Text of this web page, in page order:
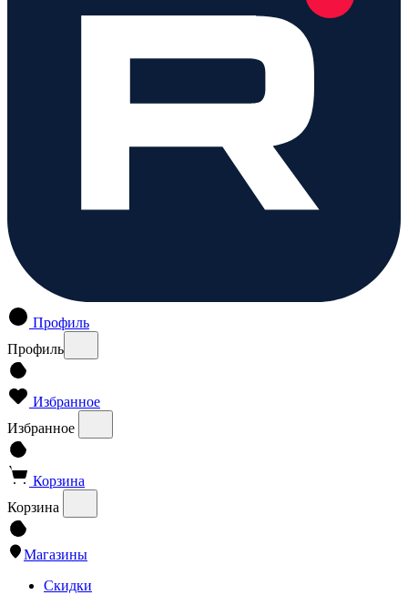
Профиль
Профиль
Избранное
Избранное
Корзина
Корзина
Магазины
Скидки